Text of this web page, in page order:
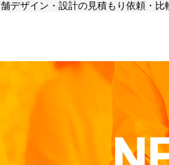
デザイン・設計の見積もり依頼・比